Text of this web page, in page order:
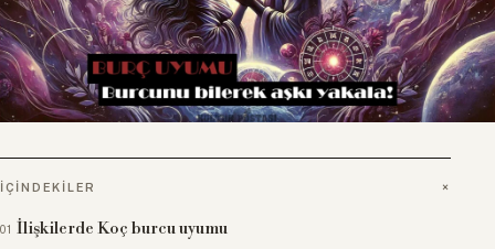
İÇINDEKILER
İlişkilerde Koç burcu uyumu